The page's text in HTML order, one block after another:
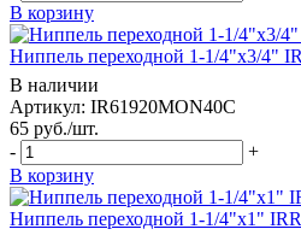
В корзину
Ниппель переходной 1-1/4"x3/4"
В наличии
Артикул: IR61920MON40C
65 руб./шт.
-
+
В корзину
Ниппель переходной 1-1/4"x1"